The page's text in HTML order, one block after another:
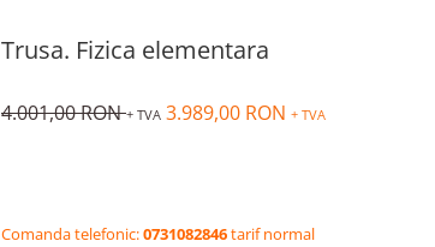
Trusa. Fizica elementara
4.001,00 RON+ TVA 3.989,00 RON + TVA
Comanda telefonic:0731082846tarif normal